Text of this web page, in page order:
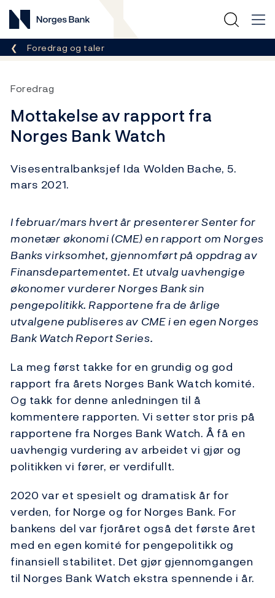
Norges Bank
Her er du nå:
Foredrag og taler
Foredrag
Mottakelse av rapport fra
Norges Bank Watch
Visesentralbanksjef Ida Wolden Bache, 5.
mars 2021.
I februar/mars hvert år presenterer Senter for
monetær økonomi (CME) en rapport om Norges
Banks virksomhet, gjennomført på oppdrag av
Finansdepartementet. Et utvalg uavhengige
økonomer vurderer Norges Bank sin
pengepolitikk. Rapportene fra de årlige
utvalgene publiseres av CME i en egen Norges
Bank Watch Report Series.
La meg først takke for en grundig og god
rapport fra årets Norges Bank Watch komité.
Og takk for denne anledningen til å
kommentere rapporten. Vi setter stor pris på
rapportene fra Norges Bank Watch. Å få en
uavhengig vurdering av arbeidet vi gjør og
politikken vi fører, er verdifullt.
2020 var et spesielt og dramatisk år for
verden, for Norge og for Norges Bank. For
bankens del var fjoråret også det første året
med en egen komité for pengepolitikk og
finansiell stabilitet. Det gjør gjennomgangen
til Norges Bank Watch ekstra spennende i år.